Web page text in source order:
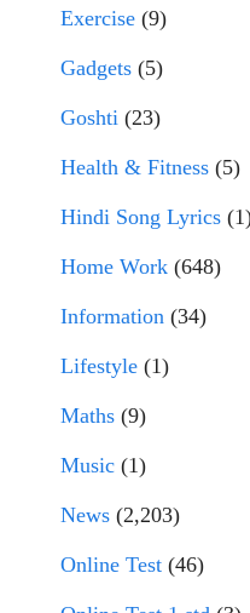
Exercise (9)
Gadgets (5)
Goshti (23)
Health & Fitness (5)
Hindi Song Lyrics
Home Work (648)
Information (34)
Lifestyle (1)
Maths (9)
Music (1)
News (2,203)
Online Test (46)